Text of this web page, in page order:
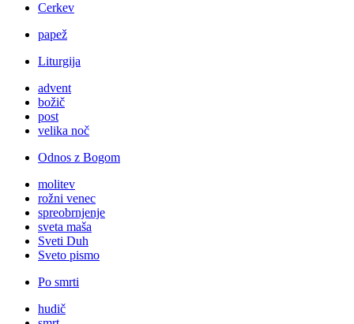
Cerkev
papež
Liturgija
advent
božič
post
velika noč
Odnos z Bogom
molitev
rožni venec
spreobrnjenje
sveta maša
Sveti Duh
Sveto pismo
Po smrti
hudič